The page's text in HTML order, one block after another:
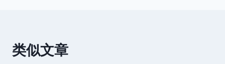
类似文章